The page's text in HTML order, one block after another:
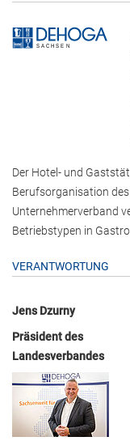
Der Hotel- und
Berufsorganisation
Unternehmerverband
Betriebstypen in
VERANTWORTUNG
Jens Dzurny
Präsident des
Landesverbandes